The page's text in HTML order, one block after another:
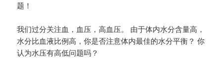
题！
我们过分关注血，血压，高血压。 由于体内水分含量高，
水分比血液比例高，你是否注意体内最佳的水分平衡？ 你
认为水压有高低问题吗？